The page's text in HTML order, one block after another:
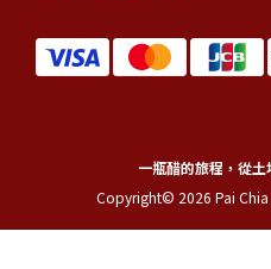
一瓶醋的旅程，從土
Copyright© 2026 Pai Chia